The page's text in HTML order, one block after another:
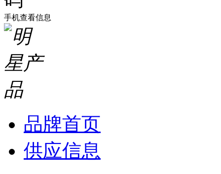
手机查看信息
品牌首页
供应信息